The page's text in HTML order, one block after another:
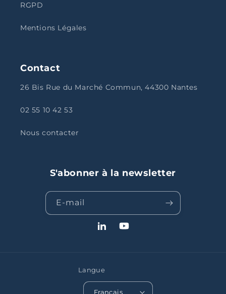
RGPD
Mentions Légales
Contact
26 Bis Rue du Marché Commun, 44300 Nantes
02 55 10 42 53
Nous contacter
S'abonner à la newsletter
E-mail
LinkedInYouTube
Langue
Français